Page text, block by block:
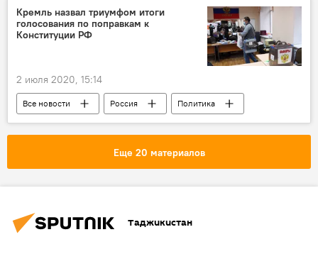
Кремль назвал триумфом итоги
голосования по поправкам к
Конституции РФ
2 июля 2020, 15:14
Все новости Россия
Политика
Конституция
Еще 20 материалов
Таджикистан